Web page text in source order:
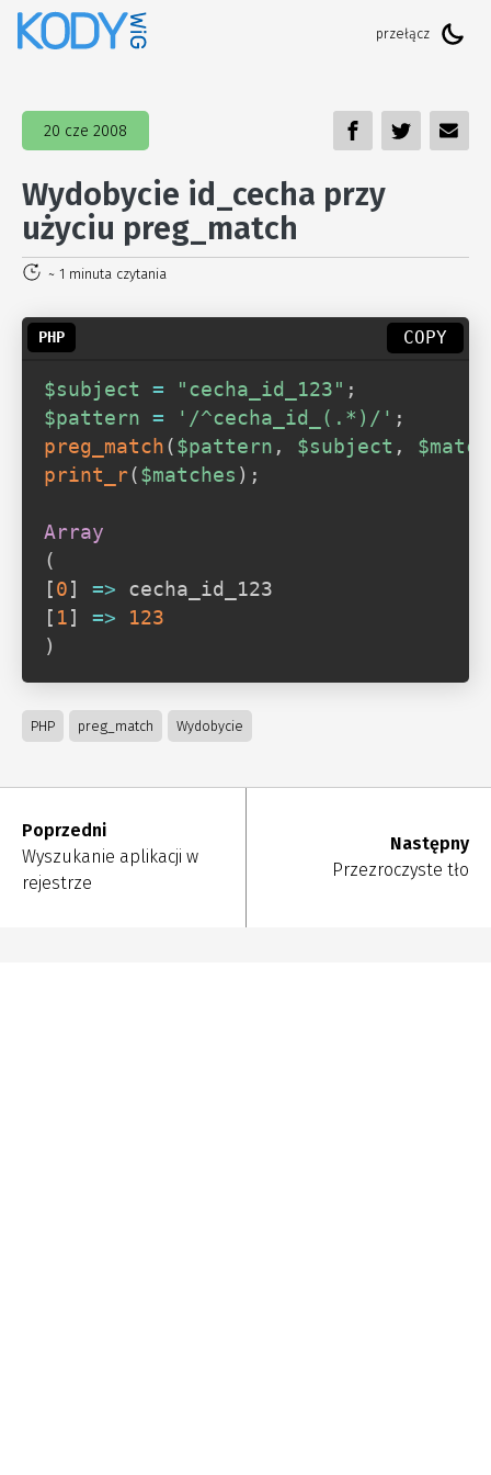
20 cze 2008
Wydobycie id_cecha przy
użyciu preg_match
~ 1 minuta czytania
COPY
$subject = "cecha_id_123" ;
$pattern = '/^cecha_id_(.*)/' ;
preg_match ( $pattern , $subject ,
print_r( $matches ) ;
Array
(
[ 0 ] =>
[ 1 ] =>
123
)
PHP preg_match Wydobycie
Poprzedni
Wyszukanie aplikacji w
rejestrze
Następny
Przezroczyste tło